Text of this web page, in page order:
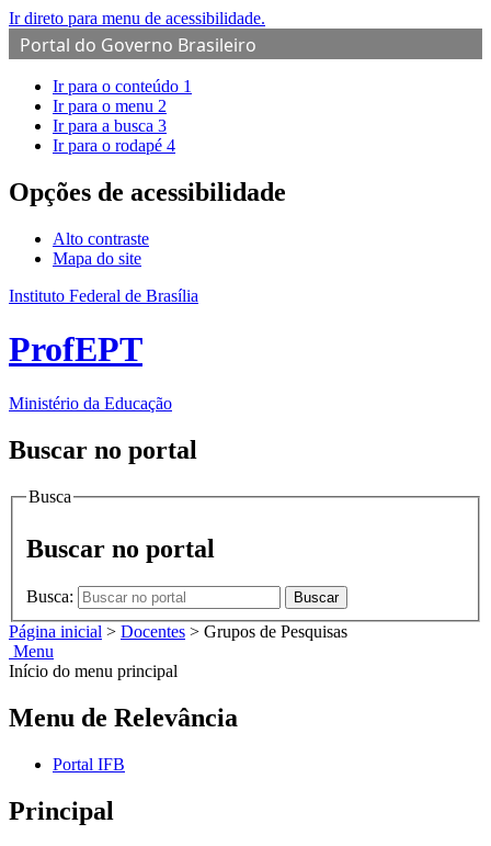
Ir direto para menu de acessibilidade.
Portal do Governo Brasileiro
Ir para o conteúdo 1
Ir para o menu 2
Ir para a busca 3
Ir para o rodapé 4
Opções de acessibilidade
Alto contraste
Mapa do site
Instituto Federal de Brasília
ProfEPT
Ministério da Educação
Buscar no portal
Busca
Buscar no portal
Busca: Buscar
Página inicial > Docentes > Grupos de Pesquisas
Menu
Início do menu principal
Menu de Relevância
Portal IFB
Principal